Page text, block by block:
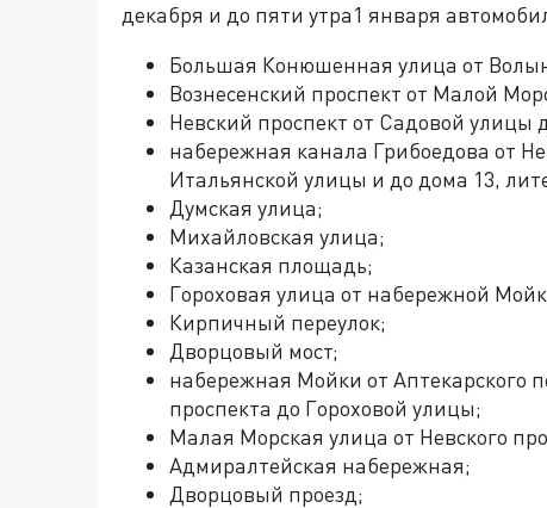
декабря и до пяти утра1 января
Большая Конюшенная улица от
Вознесенский проспект от Малой
Невский проспект от Садовой улицы
набережная канала Грибоедова от
Итальянской улицы и до дома 13,
Думская улица;
Михайловская улица;
Казанская площадь;
Гороховая улица от набережной
Кирпичный переулок;
Дворцовый мост;
набережная Мойки от Аптекарского
проспекта до Гороховой улицы;
Малая Морская улица от Невского
Адмиралтейская набережная;
Дворцовый проезд;